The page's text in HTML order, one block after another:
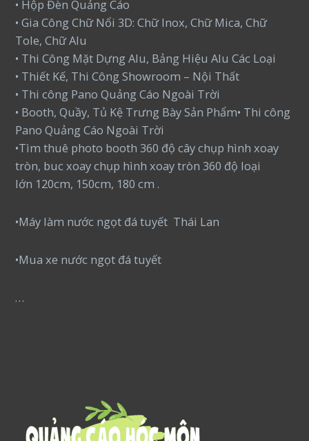
• Hộp Đèn Quảng Cáo
• Gia Công Chữ Nổi 3D: Chữ Inox, Chữ Mica, Chữ
Tole, Chữ Alu
• Thi Công Mặt Dựng Alu, Bảng Hiệu Alu Các Loại
• Thiết Kế, Thi Công Showroom – Nội Thất
• Thi công Pano Quảng Cáo Ngoài Trời
• Booth, Quầy, Tủ Kệ Trưng Bày Sản Phẩm• Thi công
Pano Quảng Cáo Ngoài Trời
•Tìm thuê photo booth 360 độ cây chụp hình xoay
tròn, buc xoay chụp hình xoay tròn 360 độ loại
lớn 120cm, 150cm, 180 cm .
•Máy làm nước ngọt đá tuyết Thái Lan
•Mua xe nước ngọt đá tuyết
…